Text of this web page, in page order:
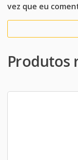
vez que eu
Produtos